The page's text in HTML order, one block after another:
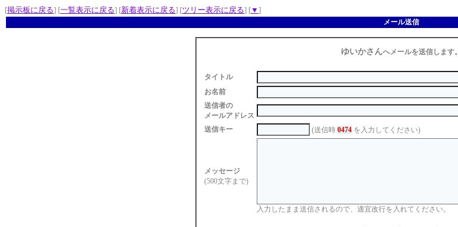
[掲示板に戻る] [一覧表示に戻る] [新着表示に戻る] [ツリー表示に戻る] [▼ ]
メール送信
ゆいかさんへメールを送信します。
タイトル
お名前
送信者の
メールアドレス
送信キー
(送信時 0474を入力してください)
メッセージ
(500文字まで)
入力したまま送信されるので、適宜改行を入れてください。